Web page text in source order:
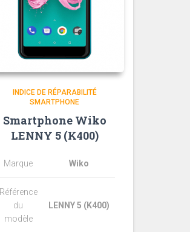
INDICE DE RÉPARABILITÉ
SMARTPHONE
Smartphone Wiko
LENNY 5 (K400)
Marque Wiko
Référence
du
modèle
LENNY 5 (K400)